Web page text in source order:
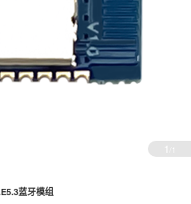
1 /1
蓝牙模组